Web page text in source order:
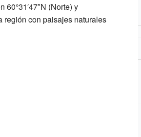
(Norte) y
región con paisajes naturales